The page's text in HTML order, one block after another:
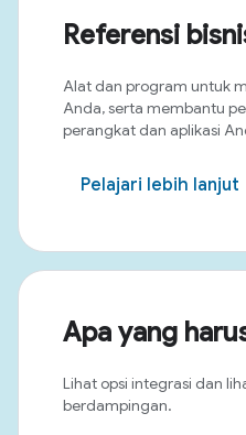
Referensi
Alat dan program untuk
Anda, serta membantu
perangkat dan aplikasi
Pelajari lebih lanjut
Apa yang
Lihat opsi integrasi dan
berdampingan.